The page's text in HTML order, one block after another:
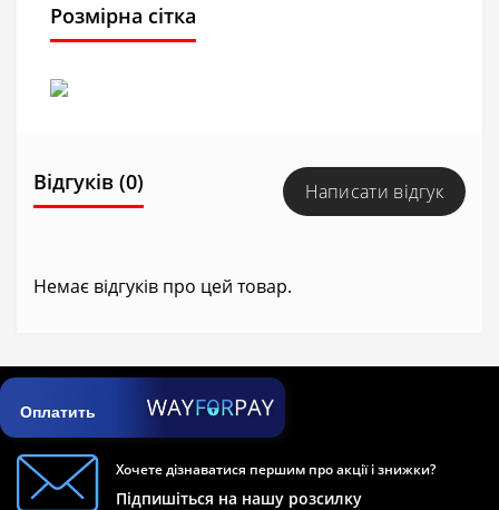
Розмірна сітка
Відгуків (0) Написати відгук
Немає відгуків про цей товар.
Оплатить
Хочете дізнаватися першим про акції і знижки?
Підпишіться на нашу розсилку